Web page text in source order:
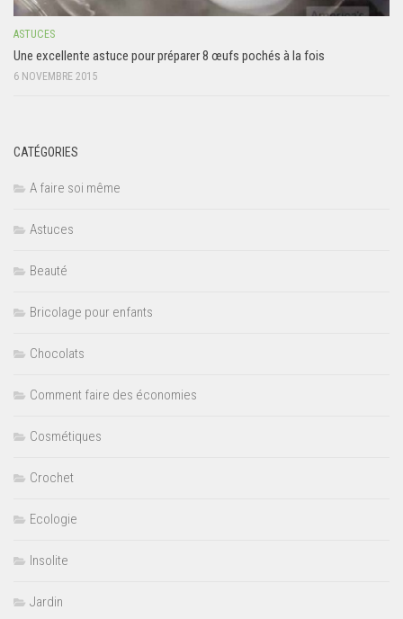
ASTUCES
Une excellente astuce pour préparer 8 œufs pochés à la fois
6 NOVEMBRE 2015
CATÉGORIES
A faire soi même
Astuces
Beauté
Bricolage pour enfants
Chocolats
Comment faire des économies
Cosmétiques
Crochet
Ecologie
Insolite
Jardin